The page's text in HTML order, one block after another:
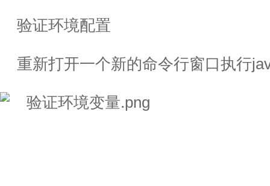
验证环境配置
重新打开一个新的命令行窗口执行